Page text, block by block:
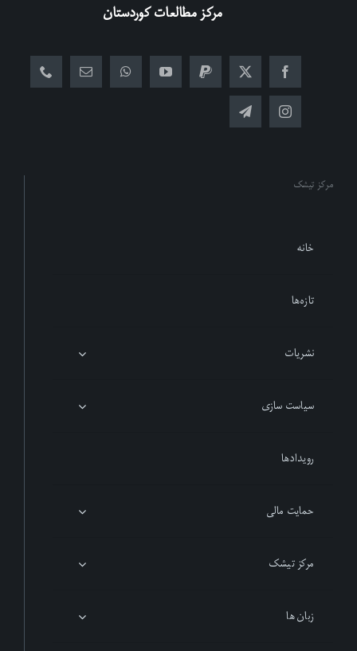
مرکز مطالعات کوردستان
مرکز تیشک
خانه
تازەها
نشریات
سیاست سازی
رویدادها
حمایت مالی
مرکز تیشک
زبان ها